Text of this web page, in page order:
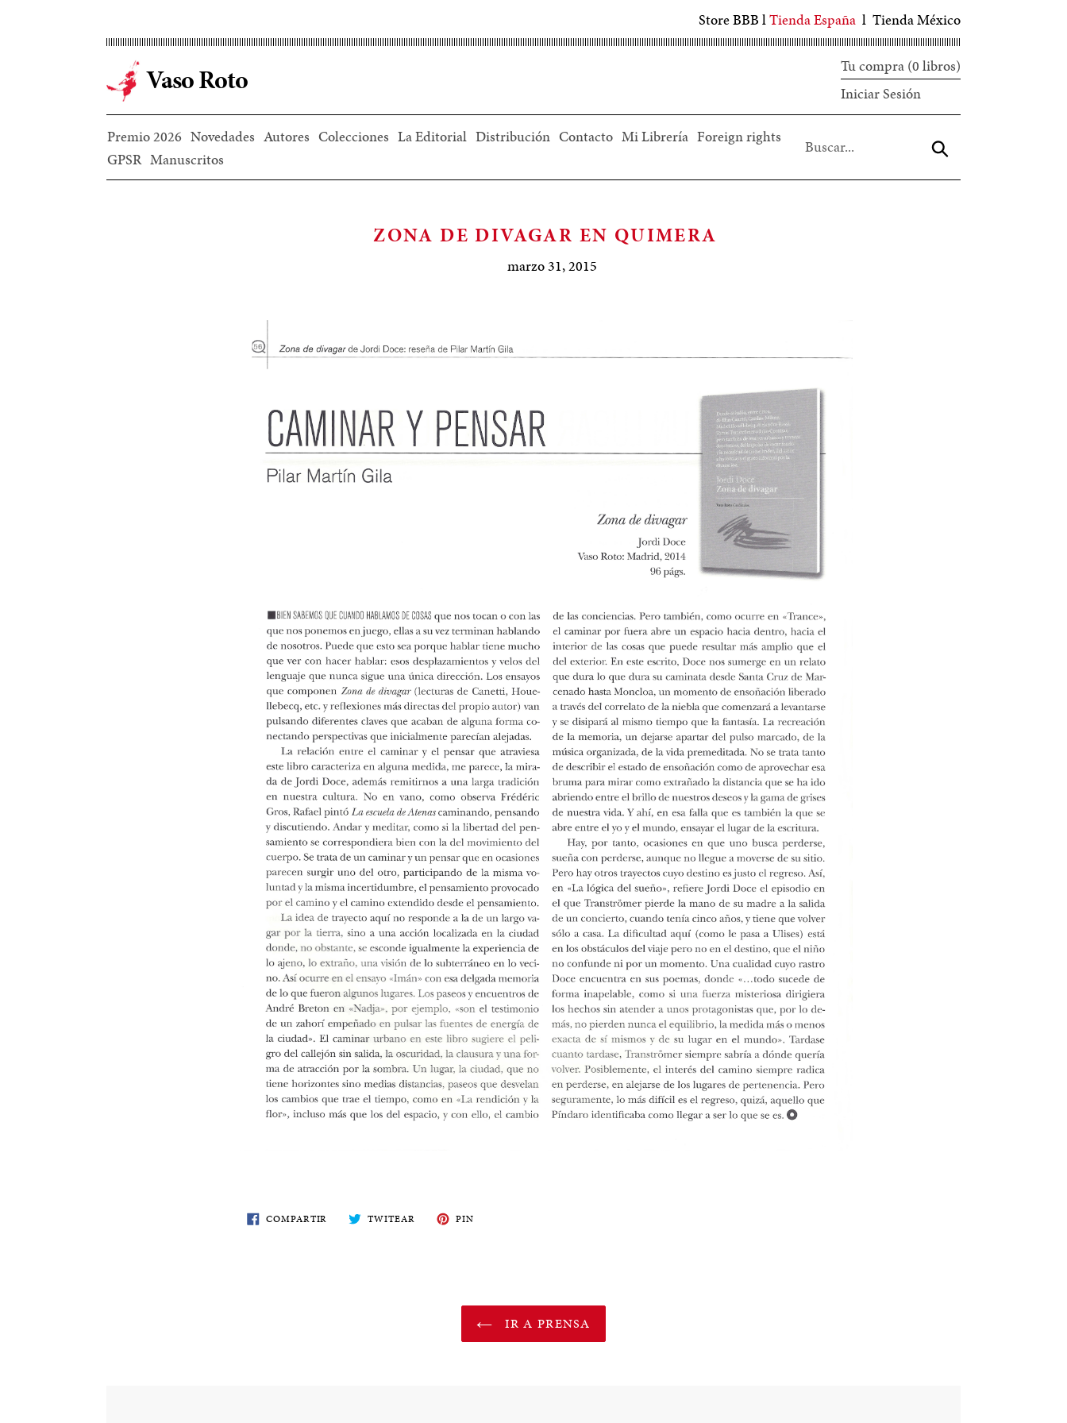
contenido
principal
Store BBB lTienda España l Tienda México
Vaso Roto
Tu compra (0 libros)
Iniciar SesiónIniciar
sesión
Premio 2026 Novedades Autores Colecciones La Editorial Distribución Contacto Mi Librería Foreign rights
GPSR Manuscritos
ZONA DE DIVAGAR EN QUIMERA
marzo 31, 2015
COMPARTIR COMPARTETWITEAR TWITEA PIN
IR A PRENSA